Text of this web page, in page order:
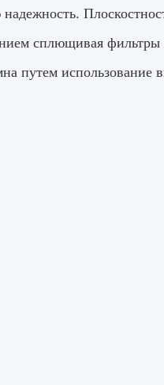
сплющивая фильтры
путем использование